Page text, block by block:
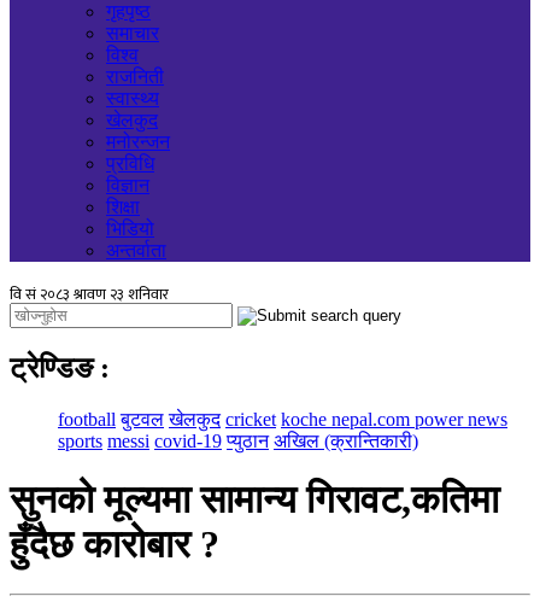
गृहपृष्ठ
समाचार
विश्व
राजनिती
स्वास्थ्य
खेलकुद
मनोरन्जन
प्रविधि
विज्ञान
शिक्षा
भिडियो
अन्तर्वाता
ट्रेण्डिङ :
football बुटवल खेलकुद cricket koche nepal.com power news
sports messi covid-19 प्युठान अखिल (क्रान्तिकारी)
सुनको मूल्यमा सामान्य गिरावट,कतिमा
हुँदैछ कारोबार ?